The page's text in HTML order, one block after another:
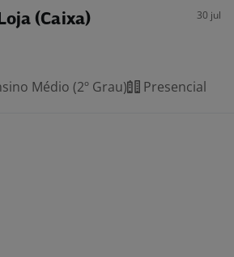
(Caixa) 30 jul
Médio (2º Grau) Presencial